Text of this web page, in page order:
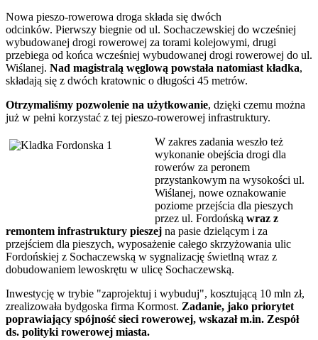
Nowa pieszo-rowerowa droga składa się dwóch
odcinków. Pierwszy biegnie od ul. Sochaczewskiej do wcześniej
wybudowanej drogi rowerowej za torami kolejowymi, drugi
przebiega od końca wcześniej wybudowanej drogi rowerowej do ul.
Wiślanej. Nad magistralą węglową powstała natomiast kładka,
składają się z dwóch kratownic o długości 45 metrów.
Otrzymaliśmy pozwolenie na użytkowanie, dzięki czemu można
już w pełni korzystać z tej pieszo-rowerowej infrastruktury.
W zakres zadania weszło też
wykonanie obejścia drogi dla
rowerów za peronem
przystankowym na wysokości ul.
Wiślanej, nowe oznakowanie
poziome przejścia dla pieszych
przez ul. Fordońską wraz z
remontem infrastruktury pieszej na pasie dzielącym i za
przejściem dla pieszych, wyposażenie całego skrzyżowania ulic
Fordońskiej z Sochaczewską w sygnalizację świetlną wraz z
dobudowaniem lewoskrętu w ulicę Sochaczewską.
Inwestycję w trybie "zaprojektuj i wybuduj", kosztującą 10 mln zł,
zrealizowała bydgoska firma Kormost. Zadanie, jako priorytet
poprawiający spójność sieci rowerowej, wskazał m.in. Zespół
ds. polityki rowerowej miasta.